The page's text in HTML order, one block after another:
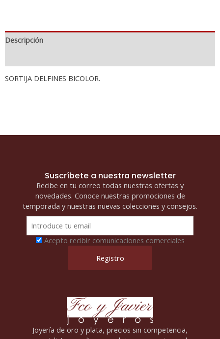
BRILLO.
8
MM
Descripción
SORTIJA DELFINES BICOLOR.
Suscríbete a nuestra newsletter
Recibe en tu correo todas nuestras ofertas y
novedades. Conoce nuestras promociones de
temporada y nuestras nuevas colecciones y consejos.
Acepto recibir comunicaciones comerciales
Joyería de oro y plata, precios sin competencia,